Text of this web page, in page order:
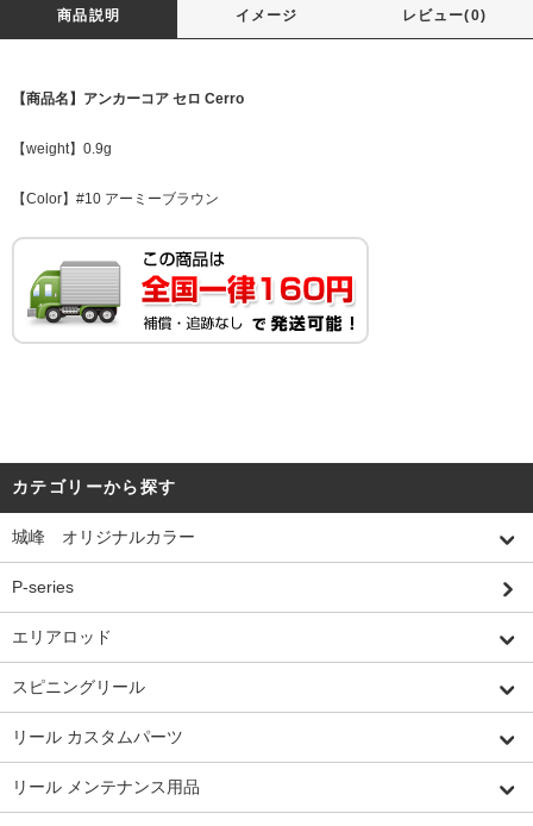
商品説明 イメージ レビュー(0)
【商品名】アンカーコア セロ Cerro
【weight】0.9g
【Color】#10 アーミーブラウン
カテゴリーから探す
城峰 オリジナルカラー
P-series
エリアロッド
スピニングリール
リール カスタムパーツ
リール メンテナンス用品